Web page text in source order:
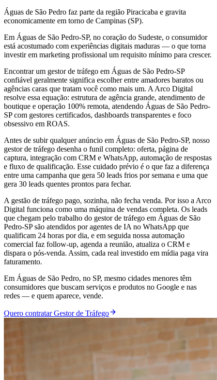
Águas de São Pedro faz parte da região Piracicaba e gravita
economicamente em torno de Campinas (SP).
Em Águas de São Pedro-SP, no coração do Sudeste, o consumidor
está acostumado com experiências digitais maduras — o que torna
investir em marketing profissional um requisito mínimo para crescer.
Encontrar um gestor de tráfego em Águas de São Pedro-SP
confiável geralmente significa escolher entre amadores baratos ou
agências caras que tratam você como mais um. A Arco Digital
resolve essa equação: estrutura de agência grande, atendimento de
boutique e operação 100% remota, atendendo Águas de São Pedro-
SP com gestores certificados, dashboards transparentes e foco
obsessivo em ROAS.
Antes de subir qualquer anúncio em Águas de São Pedro-SP, nosso
gestor de tráfego desenha o funil completo: oferta, página de
captura, integração com CRM e WhatsApp, automação de respostas
e fluxo de qualificação. Esse cuidado prévio é o que faz a diferença
entre uma campanha que gera 50 leads frios por semana e uma que
gera 30 leads quentes prontos para fechar.
A gestão de tráfego pago, sozinha, não fecha venda. Por isso a Arco
Digital funciona como uma máquina de vendas completa. Os leads
que chegam pelo trabalho do gestor de tráfego em Águas de São
Pedro-SP são atendidos por agentes de IA no WhatsApp que
qualificam 24 horas por dia, e em seguida nossa automação
comercial faz follow-up, agenda a reunião, atualiza o CRM e
dispara o pós-venda. Assim, cada real investido em mídia paga vira
faturamento.
Em Águas de São Pedro, no SP, mesmo cidades menores têm
consumidores que buscam serviços e produtos no Google e nas
redes — e quem aparece, vende.
Quero contratar Gestor de Tráfego